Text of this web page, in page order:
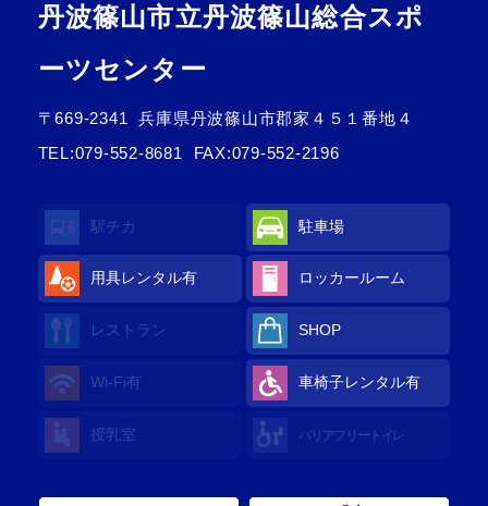
丹波篠山市立丹波篠山総合スポ
ーツセンター
〒669-2341
兵庫県丹波篠山市郡家４５１番地４
TEL:079-552-8681 FAX:079-552-2196
駅チカ 駐車場
用具レンタル有 ロッカールーム
レストラン SHOP
Wi-Fi有 車椅子レンタル有
授乳室 バリアフリートイレ